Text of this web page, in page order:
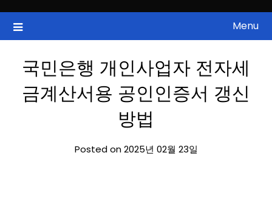
content
ZAN 주식정보
국내증시, 해외증시, 급등주, 낙폭과대, 골든크로스, 상한가, 하한가 등
의 주식 정보.
Menu
국민은행 개인사업자 전자세
금계산서용 공인인증서 갱신
방법
Posted on 2025년 02월 23일